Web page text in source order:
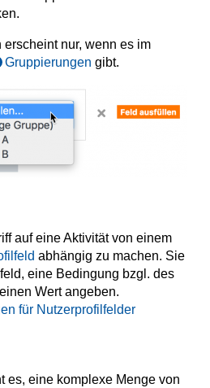
erscheint nur, wenn es im
Gruppierungen gibt.
auf eine Aktivität von einem
abhängig zu machen. Sie
eine Bedingung bzgl. des
Wert angeben.
für Nutzerprofilfelder
es, eine komplexe Menge von